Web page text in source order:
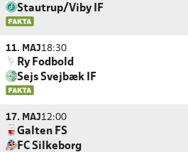
Stautrup/Viby IF
11. MAJ18:30
Ry Fodbold
Sejs Svejbæk IF
17. MAJ12:00
Galten FS
FC Silkeborg